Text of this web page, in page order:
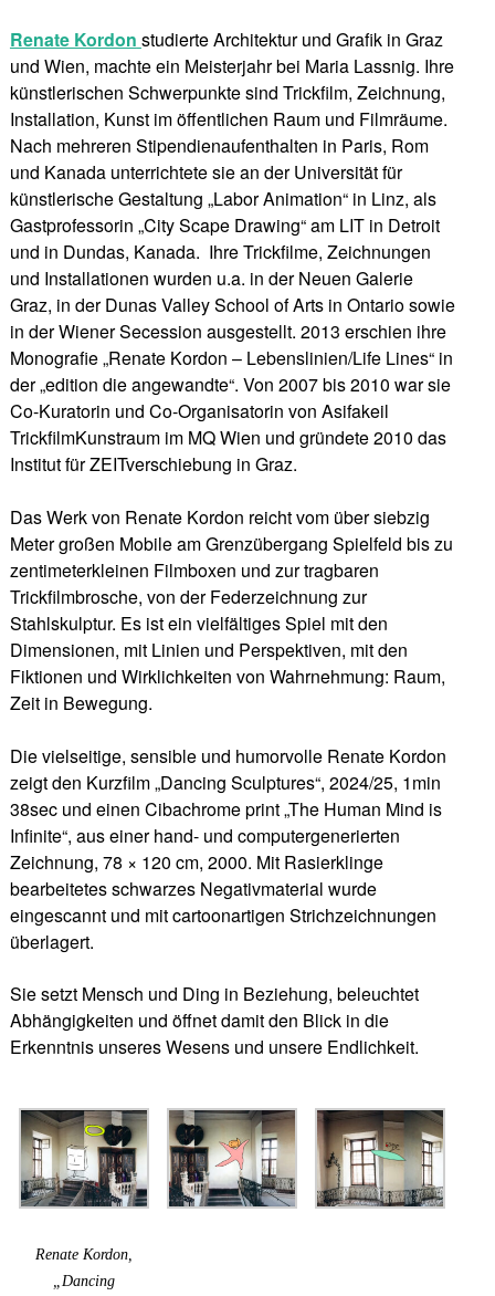
Renate Kordon studierte Architektur und Grafik in Graz
und Wien, machte ein Meisterjahr bei Maria Lassnig. Ihre
künstlerischen Schwerpunkte sind Trickfilm, Zeichnung,
Installation, Kunst im öffentlichen Raum und Filmräume.
Nach mehreren Stipendienaufenthalten in Paris, Rom
und Kanada unterrichtete sie an der Universität für
künstlerische Gestaltung „Labor Animation“ in Linz, als
Gastprofessorin „City Scape Drawing“ am LIT in Detroit
und in Dundas, Kanada. Ihre Trickfilme, Zeichnungen
und Installationen wurden u.a. in der Neuen Galerie
Graz, in der Dunas Valley School of Arts in Ontario sowie
in der Wiener Secession ausgestellt. 2013 erschien ihre
Monografie „Renate Kordon – Lebenslinien/Life Lines“ in
der „edition die angewandte“. Von 2007 bis 2010 war sie
Co-Kuratorin und Co-Organisatorin von Asifakeil
TrickfilmKunstraum im MQ Wien und gründete 2010 das
Institut für ZEITverschiebung in Graz.
Das Werk von Renate Kordon reicht vom über siebzig
Meter großen Mobile am Grenzübergang Spielfeld bis zu
zentimeterkleinen Filmboxen und zur tragbaren
Trickfilmbrosche, von der Federzeichnung zur
Stahlskulptur. Es ist ein vielfältiges Spiel mit den
Dimensionen, mit Linien und Perspektiven, mit den
Fiktionen und Wirklichkeiten von Wahrnehmung: Raum,
Zeit in Bewegung.
Die vielseitige, sensible und humorvolle Renate Kordon
zeigt den Kurzfilm „Dancing Sculptures“, 2024/25, 1min
38sec und einen Cibachrome print „The Human Mind is
Infinite“, aus einer hand- und computergenerierten
Zeichnung, 78 × 120 cm, 2000. Mit Rasierklinge
bearbeitetes schwarzes Negativmaterial wurde
eingescannt und mit cartoonartigen Strichzeichnungen
überlagert.
Sie setzt Mensch und Ding in Beziehung, beleuchtet
Abhängigkeiten und öffnet damit den Blick in die
Erkenntnis unseres Wesens und unsere Endlichkeit.
Renate Kordon,
„Dancing